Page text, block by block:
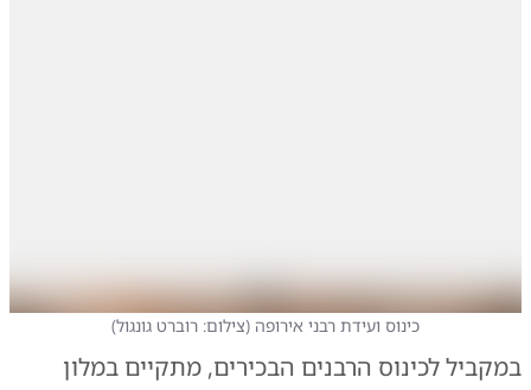
כינוס ועידת רבני אירופה (צילום: רוברט גונגול)
במקביל לכינוס הרבנים הבכירים, מתקיים במלון